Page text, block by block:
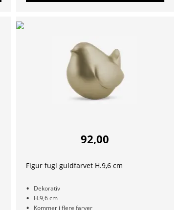
92,00
Figur fugl guldfarvet H.9,6 cm
Dekorativ
H.9,6 cm
Kommer i flere farver